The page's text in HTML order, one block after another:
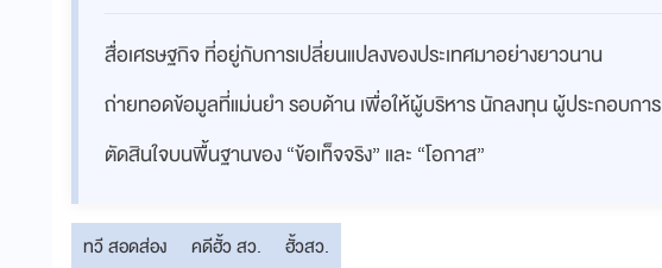
สื่อเศรษฐกิจ ที่อยู่กับการเปลี่ยนแปลงของประเทศมาอย่างยาวนาน
ถ่ายทอดข้อมูลที่แม่นยำ รอบด้าน เพื่อให้ผู้บริหาร นักลงทุน ผู้ประกอบการ
ตัดสินใจบนพื้นฐานของ “ข้อเท็จจริง” และ “โอกาส”
ทวี สอดส่อง คดีฮั้ว สว. ฮั้วสว.